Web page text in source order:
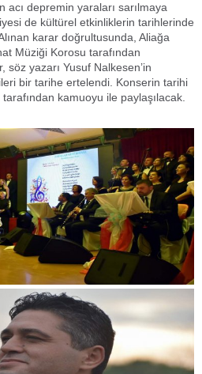
acı depremin yaraları sarılmaya
de kültürel etkinliklerin tarihlerinde
karar doğrultusunda, Aliağa
Müziği Korosu tarafından
söz yazarı Yusuf Nalkesen’in
bir tarihe ertelendi. Konserin tarihi
kamuoyu ile paylaşılacak.